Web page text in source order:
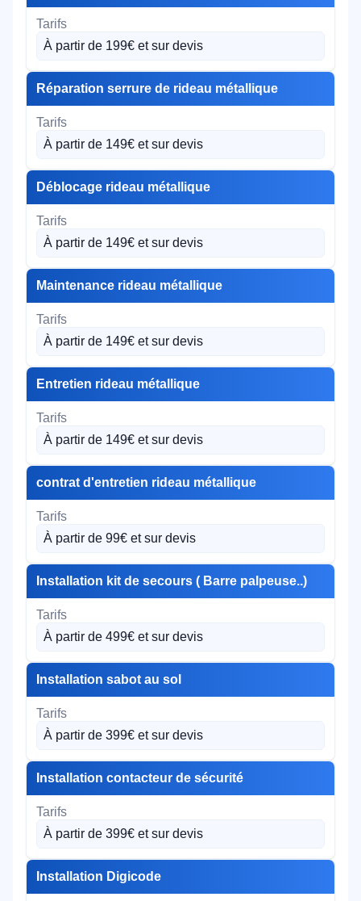
À partir de 199€ et sur devis
Réparation serrure de rideau métallique
À partir de 149€ et sur devis
Déblocage rideau métallique
À partir de 149€ et sur devis
Maintenance rideau métallique
À partir de 149€ et sur devis
Entretien rideau métallique
À partir de 149€ et sur devis
contrat d'entretien rideau métallique
À partir de 99€ et sur devis
Installation kit de secours ( Barre palpeuse..)
À partir de 499€ et sur devis
Installation sabot au sol
À partir de 399€ et sur devis
Installation contacteur de sécurité
À partir de 399€ et sur devis
Installation Digicode